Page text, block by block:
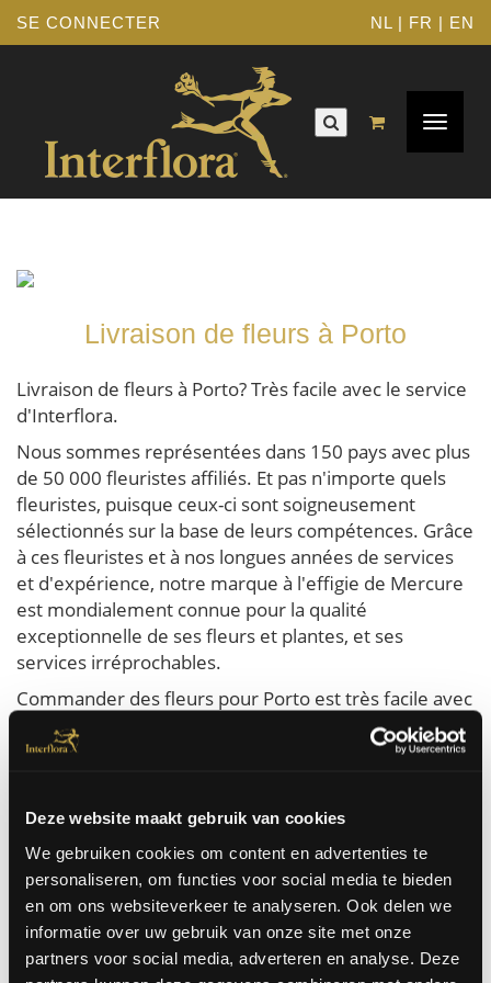
Deze website maakt gebruik van cookies
We gebruiken cookies om content en advertenties te
personaliseren, om functies voor social media te bieden
en om ons websiteverkeer te analyseren. Ook delen we
informatie over uw gebruik van onze site met onze
partners voor social media, adverteren en analyse. Deze
SE CONNECTER NL | FR | EN
Toggle
Livraison de fleurs à Porto
Livraison de fleurs à Porto? Très facile avec le service
d'Interflora.
Nous sommes représentées dans 150 pays avec plus
de 50 000 fleuristes affiliés. Et pas n'importe quels
fleuristes, puisque ceux-ci sont soigneusement
sélectionnés sur la base de leurs compétences. Grâce
à ces fleuristes et à nos longues années de services
et d'expérience, notre marque à l'effigie de Mercure
est mondialement connue pour la qualité
exceptionnelle de ses fleurs et plantes, et ses
services irréprochables.
Commander des fleurs pour Porto est très facile avec
Interflora. Vous commandez les meilleures fleurs qui
sont livrées le jour même à domicile ou au bureau à
mariage, un rétablissement, juste comme ça ...
Commandez ici